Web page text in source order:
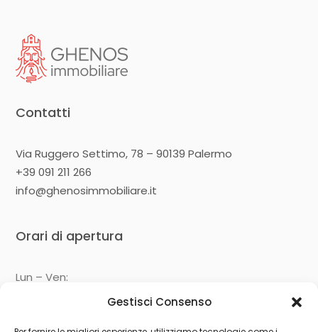
Gestisci Consenso
Contatti
Via Ruggero Settimo, 78 – 90139 Palermo
+39 091 211 266
info@ghenosimmobiliare.it
Orari di apertura
Lun – Ven: